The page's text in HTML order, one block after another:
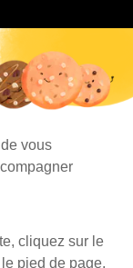
vous
cliquez sur le
pied de page.
et Le journal
Publipresse.
| Tél. : 03 81 67 90 80 |
|Données personnelles